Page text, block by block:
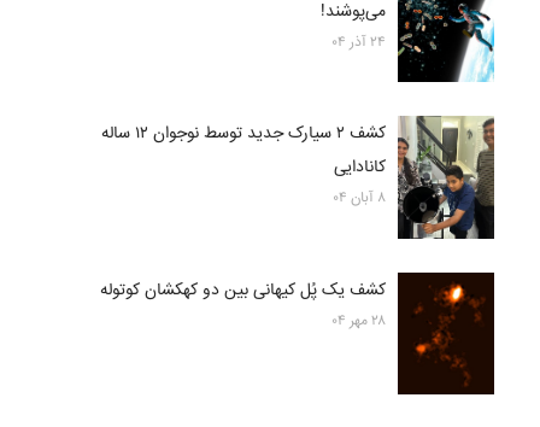
می‌پوشند!
۲۴ آذر ۰۴
کشف ۲ سیارک جدید توسط نوجوان ۱۲ ساله
کانادایی
۸ آبان ۰۴
کشف یک پُل کیهانی بین دو کهکشان کوتوله
۲۸ مهر ۰۴